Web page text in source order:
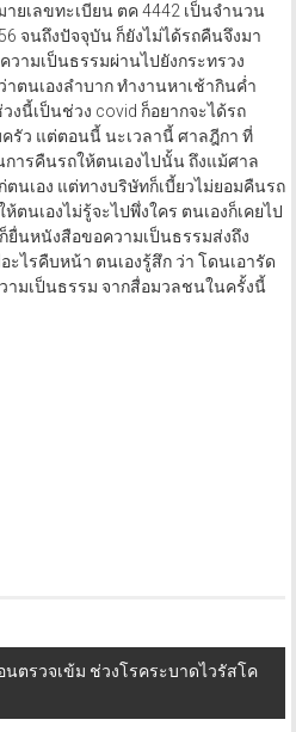
ยเลขทะเบียน ตค 4442 เป็นจำนวน
จนถึงปัจจุบัน ก็ยังไม่ได้รถคืนจึงมา
ามเป็นธรรมผ่านไปยังกระทรวง
ตนเองลำบาก ทำงานหาเช้ากินค่ำ
งนี้เป็นช่วง covid ก็อยากจะได้รถ
รัว แต่ตอนนี้ นะเวลานี้ ศาลฎีกา ที่
ารคืนรถให้ตนเองไปนั้น ถึงแม้ศาล
นเอง แต่ทางบริษัทก็เบี้ยวไม่ยอมคืนรถ
นเองไม่รู้จะไปพึ่งใคร ตนเองก็เคยไป
ยื่นหนังสือขอความเป็นธรรมส่งถึง
ะไรคืบหน้า ตนเองรู้สึก ว่า โดนเอารัด
วามเป็นธรรม จากสื่อมวลชนในครั้งนี้
นตรวจเข้ม ช่วงโรคระบาดไวรัสโค